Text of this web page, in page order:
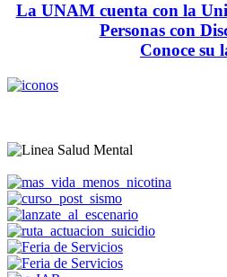
La UNAM cuenta con la
Personas con
Conoce su